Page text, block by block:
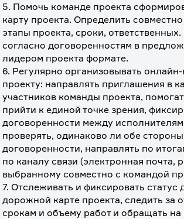
5. Помочь команде проекта
карту проекта. Определить
этапы проекта, сроки,
согласно договоренностям в
лидером проекта формате.
6. Регулярно организовывать
проекту: направлять приглашения в
участников команды проекта,
прийти к единой точке зрения,
договоренности между
проверять, одинаково ли обе
договоренности, направлять по
по каналу связи (электронная почта,
выбранному совместно с командой
7. Отслеживать и фиксировать статус
дорожной карте проекта, следить за
срокам и объему работ и обращать